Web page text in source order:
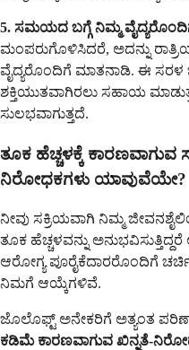
5. ಸಮಯದ ಬಗ್ಗೆ ನಿಮ್ಮ
ಮಂಪರುಗೊಳಿಸಿದರೆ, ಅದನ್ನು
ವೈದ್ಯರೊಂದಿಗೆ ಮಾತನಾಡಿ. ಈ
ಶಕ್ತಿಯುತವಾಗಿರಲು ಸಹಾಯ
ಸುಲಭವಾಗುತ್ತದೆ.
ತೂಕ ಹೆಚ್ಚಳಕ್ಕೆ ಕಾರಣವಾಗುವ
ನಿರೋಧಕಗಳು ಯಾವುವೆಯೇ?
ನೀವು ಸಕ್ರಿಯವಾಗಿ ನಿಮ್ಮ
ತೂಕ ಹೆಚ್ಚಳವನ್ನು ಅನುಭವಿಸುತ್ತಿದ್ದರೆ
ಆರೋಗ್ಯ ಪೂರೈಕೆದಾರರೊಂದಿಗೆ
ನಿಮಗೆ ಆಯ್ಕೆಗಳಿವೆ.
ಜೊಲೊಫ್ಟ್ ಅನೇಕರಿಗೆ ಅತ್ಯಂತ
ಕಡಿಮೆ ಕಾರಣವಾಗುವ ಖಿನ್ನತೆ-